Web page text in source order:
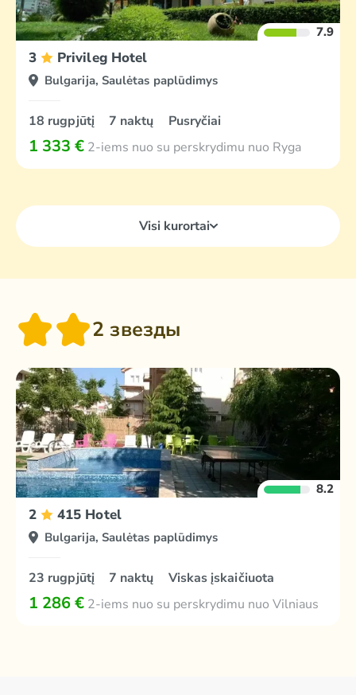
7.9
3 Privileg Hotel
Bulgarija, Saulėtas paplūdimys
18 rugpjūtį 7 naktų Pusryčiai
1 333 € 2-iems nuo su perskrydimu nuo Ryga
Visi kurortai
2 звезды
8.2
2 415 Hotel
Bulgarija, Saulėtas paplūdimys
23 rugpjūtį 7 naktų Viskas įskaičiuota
1 286 € 2-iems nuo su perskrydimu nuo Vilniaus